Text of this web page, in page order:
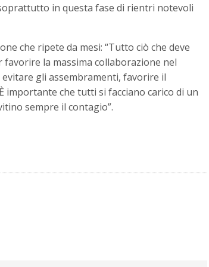
in questa fase di rientri notevoli
che ripete da mesi: “Tutto ciò che deve
la massima collaborazione nel
gli assembramenti, favorire il
importante che tutti si facciano carico di un
sempre il contagio”.